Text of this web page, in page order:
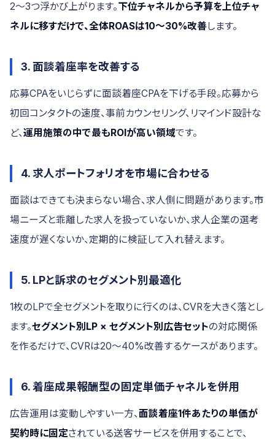
2〜3つ浮かび上がります。下位チャネルから予算を上位チャ
ネルに移すだけで、全体ROASは10〜30%改善します。
3. 面談着座率を改善する
応募CPAをいじらずに面談着座CPAを下げる手段。応募から
初回コンタクトの速度、事前カウンセリング、リマインド設計な
ど、運用施策の中で最もROIが高い領域です。
4. 求人ポートフォリオを市場に合わせる
面談はできても決まらない場合、求人側に問題があります。市
場ニーズと乖離した求人を扱っていないか、求人企業の選考
速度が遅くないか、定期的に検証して入れ替えます。
5. LPと訴求のセグメント別最適化
1枚のLPで全セグメントを取りに行くのは、CVRを大きく落とし
ます。セグメント別LP × セグメント別広告セットの対応関係
を作るだけで、CVRは20〜40%改善するケースがあります。
6. 着座成果報酬型の固定単価チャネルを併用
広告運用は変動しやすい一方、面談着座1件あたりの単価が
契約時に固定されている送客サービスを併用することで、